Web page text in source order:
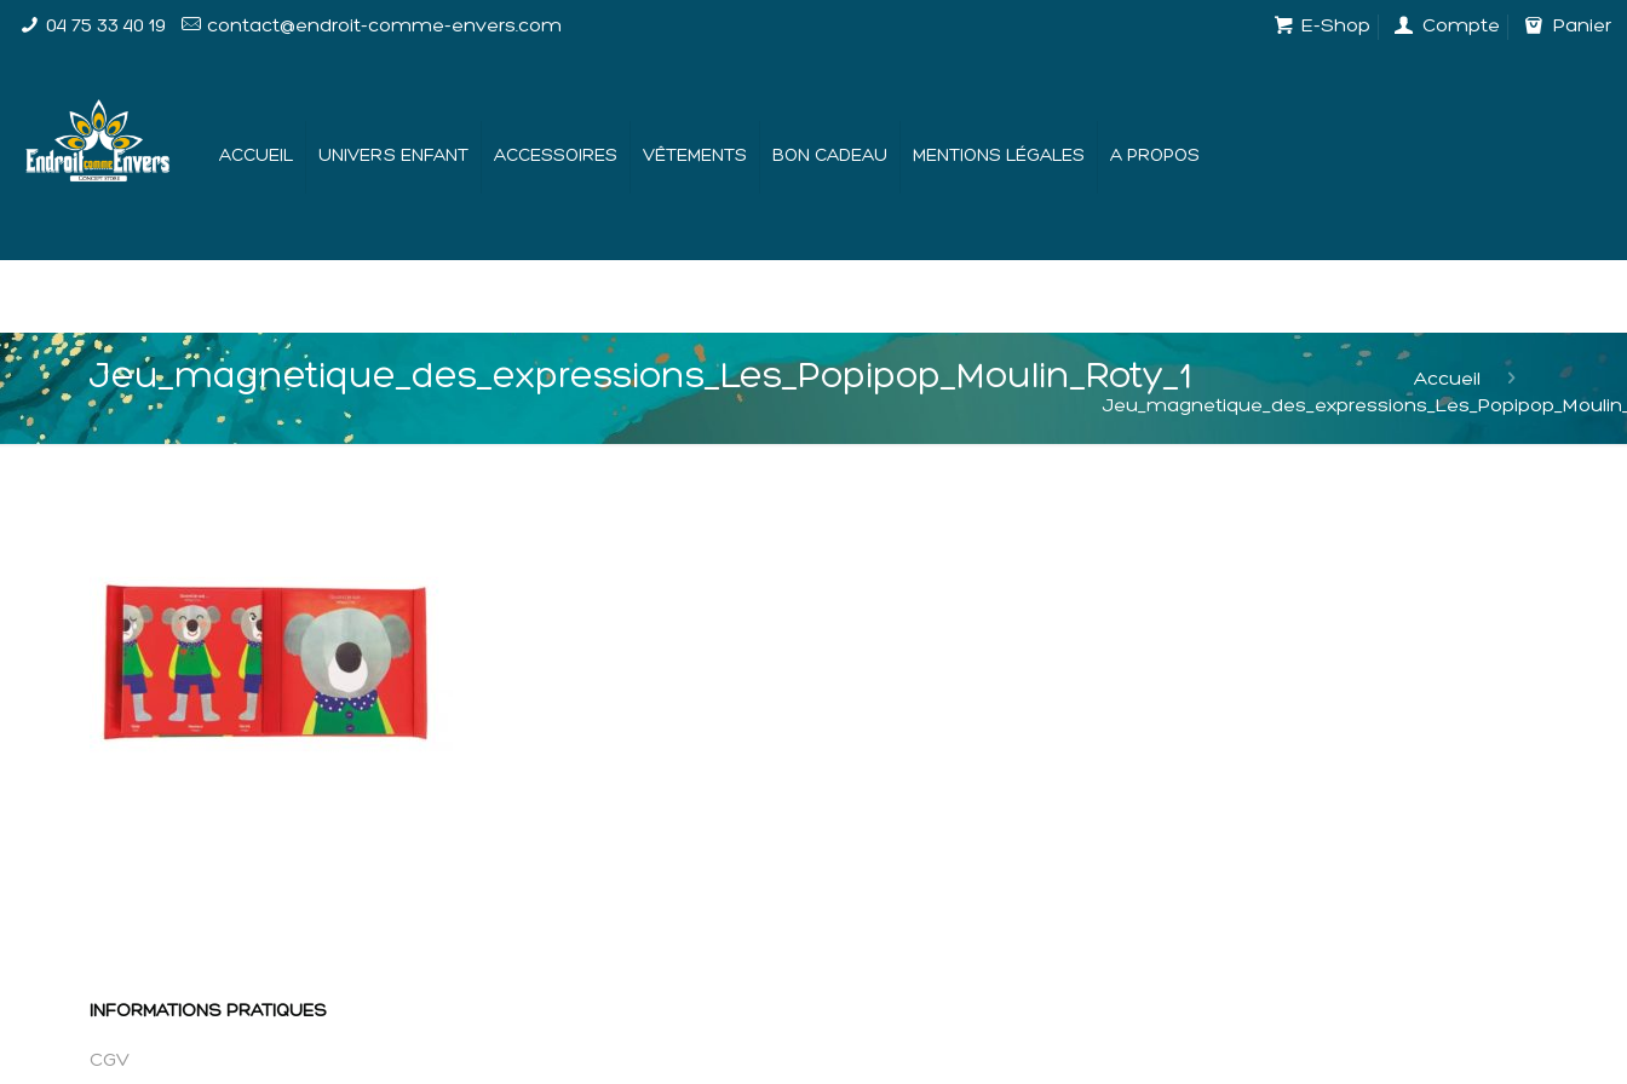
04 75 33 40 19 contact@endroit-comme-envers.com E-Shop Compte Panier
ACCUEIL UNIVERS ENFANT ACCESSOIRES VÊTEMENTS BON CADEAU MENTIONS LÉGALES A PROPOS
Jeu_magnetique_des_expressions_Les_Popipop_Moulin_Roty_1
Accueil
INFORMATIONS PRATIQUES
CGV